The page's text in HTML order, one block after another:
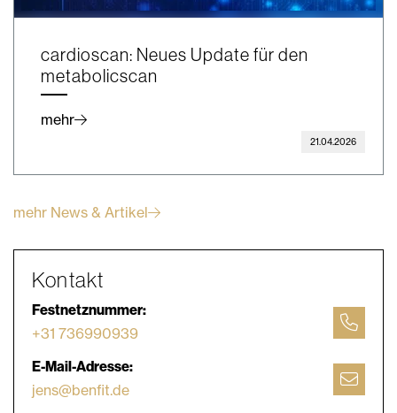
cardioscan: Neues Update für den
metabolicscan
mehr
21.04.2026
mehr News & Artikel
Kontakt
Festnetznummer:
+31 736990939
E-Mail-Adresse:
jens@benfit.de